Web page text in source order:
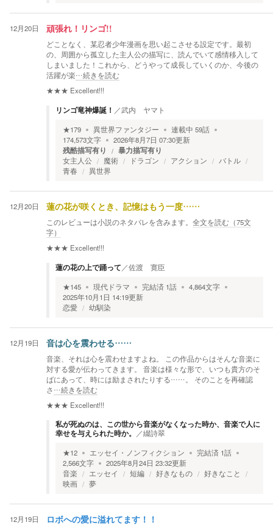
12月20日 頑張れ！リンゴ!!
どことなく、某忍者少年漫画を思い起こさせる設定です。最初
の、周囲から孤立した主人公の描写に、読んでいて感情移入して
しまいました！これから、どうやって成長していくのか、今後の
活躍が楽…続きを読む
★★★ Excellent!!!
リンゴ竜神爆誕！ ／武内 ヤマト
★179 異世界ファンタジー 連載中 59話
174,573文字 2026年8月7日 07:30更新
残酷描写有り 暴力描写有り
女主人公 魔術 ドラゴン アクション
バトル
青春
異世界
12月20日 蓮の花が咲くとき、記憶はもう一度……
このレビューは小説のネタバレを含みます。 全文を読む（75文
字）
★★★ Excellent!!!
蓮の花の上で踊って ／佐渡 寛臣
★145 現代ドラマ 完結済 1話 4,864文字
2025年10月1日 14:19更新
恋愛
幼馴染
12月19日 音は心を震わせる……
音楽、それは心を震わせますよね。 この作品からはそんな音楽に
対する愛が伝わってきます。 音楽は様々な形で、いつも貴方のそ
ばにあって、時には励まされたりする……。 そのことを再確認
さ…続きを読む
★★★ Excellent!!!
私が死ぬのは、この世から音楽がなくなった時か、音楽で人に
幸せを与えられた時か。
／綴詩翠
★12 エッセイ・ノンフィクション 完結済 1話
2,566文字 2025年8月24日 23:32更新
音楽
エッセイ 短編 好きなもの
好きなこと
映画
夢
12月19日 ロボへの愛に溢れてます！！